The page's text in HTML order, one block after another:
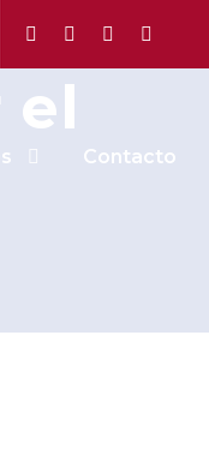
Contacto
el